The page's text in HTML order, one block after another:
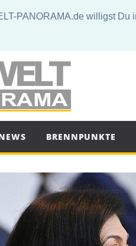
PANORAMA.de willigst
BRENNPUNKTE